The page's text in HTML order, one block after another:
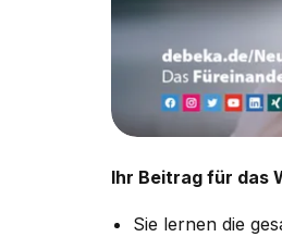
Ihr Beitrag für das
Sie lernen die